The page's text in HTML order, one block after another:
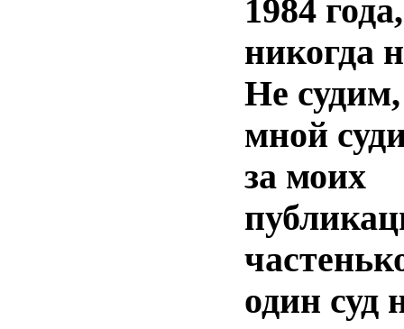
1984
никогда
Не
мной
за моих
один суд